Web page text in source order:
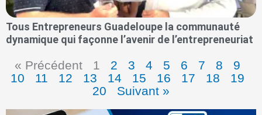
Tous Entrepreneurs Guadeloupe la communauté
dynamique qui façonne l’avenir de l’entrepreneuriat
« Précédent 1 2 3 4 5 6 7 8
9
10
11 12 13 14 15 16 17 18
19
20
Suivant »